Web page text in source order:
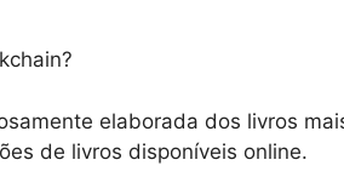
elaborada dos livros
de livros disponíveis online.